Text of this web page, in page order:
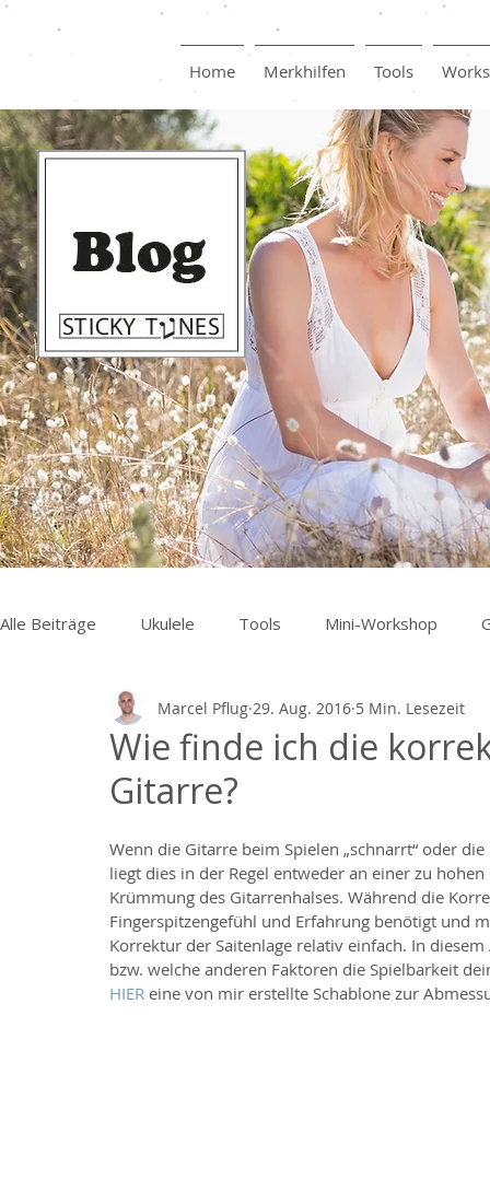
Home Merkhilfen Tools
Alle Beiträge Ukulele Tools Mini-Workshop
Wie finde ich die
Gitarre?
Marcel Pflug 29. Aug. 2016 5 Min. Lesezeit
Wenn die Gitarre beim Spielen „schnarrt“ oder
liegt dies in der Regel entweder an einer zu
Krümmung des Gitarrenhalses. Während die
Fingerspitzengefühl und Erfahrung benötigt und
Korrektur der Saitenlage relativ einfach. In
bzw. welche anderen Faktoren die Spielbarkeit
HIER eine von mir erstellte Schablone zur